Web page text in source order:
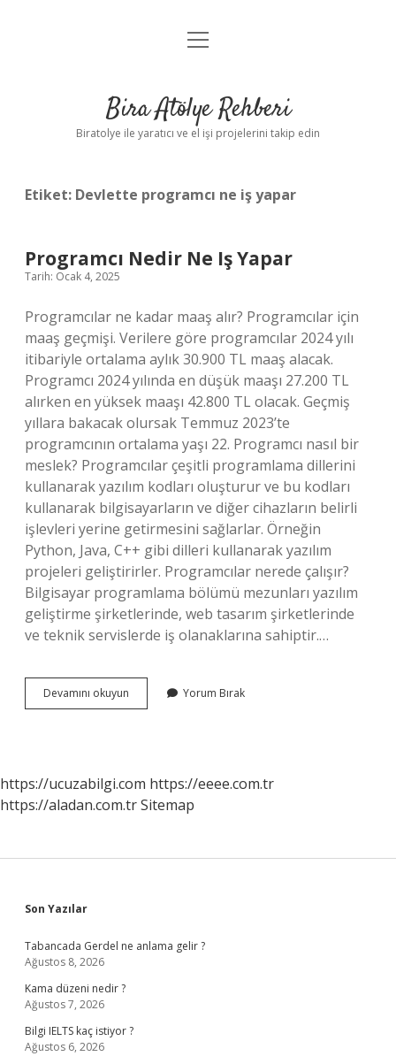
Anasayfa
Yasal Uyarı
menüyü
Bira Atölye Rehberi
Biratolye ile yaratıcı ve el işi projelerini takip edin
Etiket: Devlette programcı ne iş yapar
Programcı Nedir Ne Iş Yapar
Tarih: Ocak 4, 2025
Programcılar ne kadar maaş alır? Programcılar için
maaş geçmişi. Verilere göre programcılar 2024 yılı
itibariyle ortalama aylık 30.900 TL maaş alacak.
Programcı 2024 yılında en düşük maaşı 27.200 TL
alırken en yüksek maaşı 42.800 TL olacak. Geçmiş
yıllara bakacak olursak Temmuz 2023’te
programcının ortalama yaşı 22. Programcı nasıl bir
meslek? Programcılar çeşitli programlama dillerini
kullanarak yazılım kodları oluşturur ve bu kodları
kullanarak bilgisayarların ve diğer cihazların belirli
işlevleri yerine getirmesini sağlarlar. Örneğin
Python, Java, C++ gibi dilleri kullanarak yazılım
projeleri geliştirirler. Programcılar nerede çalışır?
Bilgisayar programlama bölümü mezunları yazılım
geliştirme şirketlerinde, web tasarım şirketlerinde
ve teknik servislerde iş olanaklarına sahiptir.…
Devamını okuyun Programcı
Nedir
Yorum Bırak
https://ucuzabilgi.com https://eeee.com.tr
https://aladan.com.trSitemap
Sidebar
Son Yazılar
Tabancada Gerdel ne anlama gelir ?
Ağustos 8, 2026
Kama düzeni nedir ?
Ağustos 7, 2026
Bilgi IELTS kaç istiyor ?
Ağustos 6, 2026